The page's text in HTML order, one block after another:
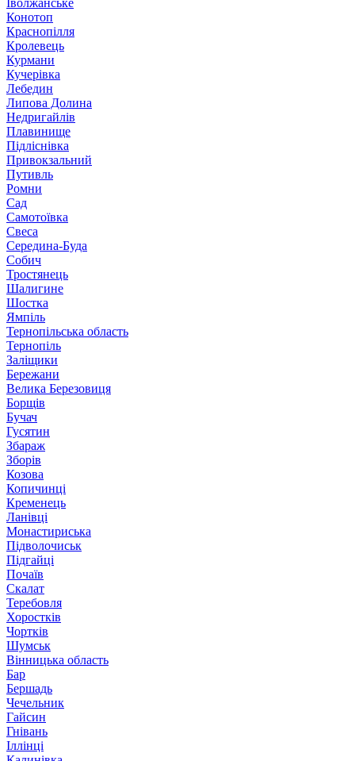
Іволжанське
Конотоп
Краснопілля
Кролевець
Курмани
Кучерівка
Лебедин
Липова Долина
Недригайлів
Плавинище
Підліснівка
Привокзальний
Путивль
Ромни
Сад
Самотоївка
Свеса
Середина-Буда
Собич
Тростянець
Шалигине
Шостка
Ямпіль
Тернопільська область
Тернопіль
Заліщики
Бережани
Велика Березовиця
Борщів
Бучач
Гусятин
Збараж
Зборів
Козова
Копичинці
Кременець
Ланівці
Монастириська
Підволочиськ
Підгайці
Почаїв
Скалат
Теребовля
Хоростків
Чортків
Шумськ
Вінницька область
Бар
Бершадь
Чечельник
Гайсин
Гнівань
Іллінці